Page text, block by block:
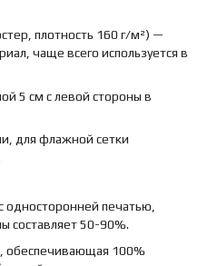
плотность 160 г/м²) —
чаще всего используется в
5 см с левой стороны в
для флажной сетки
односторонней печатью,
составляет 50-90%.
обеспечивающая 100%